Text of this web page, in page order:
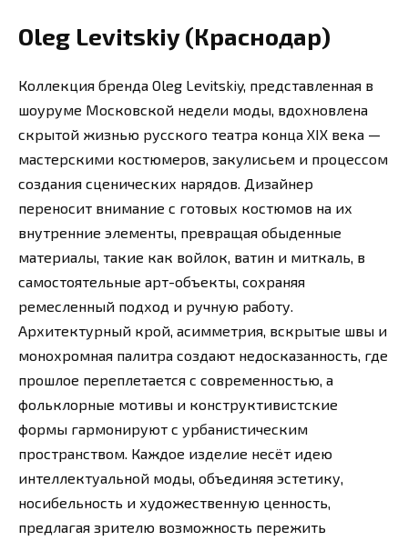
Oleg Levitskiy (Краснодар)
Коллекция бренда Oleg Levitskiy, представленная в
шоуруме Московской недели моды, вдохновлена
скрытой жизнью русского театра конца XIX века —
мастерскими костюмеров, закулисьем и процессом
создания сценических нарядов. Дизайнер
переносит внимание с готовых костюмов на их
внутренние элементы, превращая обыденные
материалы, такие как войлок, ватин и миткаль, в
самостоятельные арт-объекты, сохраняя
ремесленный подход и ручную работу.
Архитектурный крой, асимметрия, вскрытые швы и
монохромная палитра создают недосказанность, где
прошлое переплетается с современностью, а
фольклорные мотивы и конструктивистские
формы гармонируют с урбанистическим
пространством. Каждое изделие несёт идею
интеллектуальной моды, объединяя эстетику,
носибельность и художественную ценность,
предлагая зрителю возможность пережить